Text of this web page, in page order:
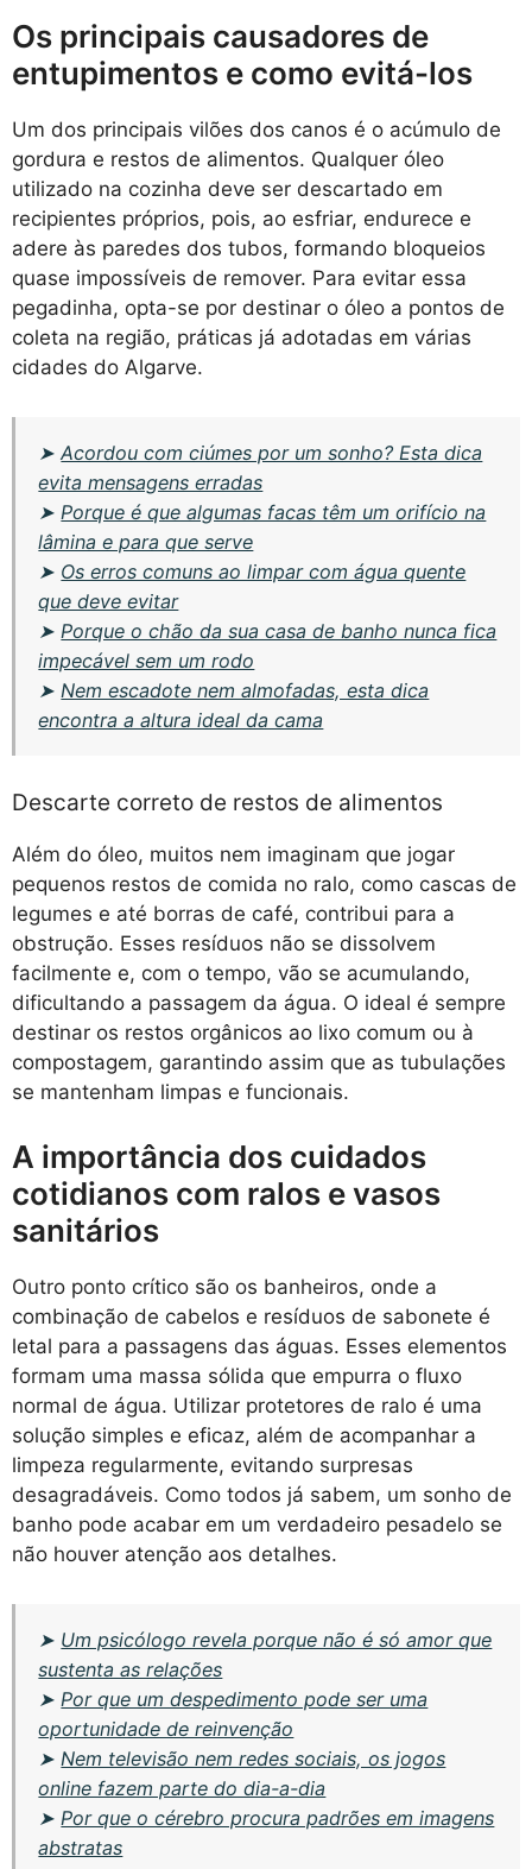
Os principais causadores de
entupimentos e como evitá-los
Um dos principais vilões dos canos é o acúmulo de
gordura e restos de alimentos. Qualquer óleo
utilizado na cozinha deve ser descartado em
recipientes próprios, pois, ao esfriar, endurece e
adere às paredes dos tubos, formando bloqueios
quase impossíveis de remover. Para evitar essa
pegadinha, opta-se por destinar o óleo a pontos de
coleta na região, práticas já adotadas em várias
cidades do Algarve.
➤Acordou com ciúmes por um sonho? Esta dica
evita mensagens erradas
➤ Porque é que algumas facas têm um orifício na
lâmina e para que serve
➤ Os erros comuns ao limpar com água quente
que deve evitar
➤ Porque o chão da sua casa de banho nunca fica
impecável sem um rodo
➤ Nem escadote nem almofadas, esta dica
encontra a altura ideal da cama
Descarte correto de restos de alimentos
Além do óleo, muitos nem imaginam que jogar
pequenos restos de comida no ralo, como cascas de
legumes e até borras de café, contribui para a
obstrução. Esses resíduos não se dissolvem
facilmente e, com o tempo, vão se acumulando,
dificultando a passagem da água. O ideal é sempre
destinar os restos orgânicos ao lixo comum ou à
compostagem, garantindo assim que as tubulações
se mantenham limpas e funcionais.
A importância dos cuidados
cotidianos com ralos e vasos
sanitários
Outro ponto crítico são os banheiros, onde a
combinação de cabelos e resíduos de sabonete é
letal para a passagens das águas. Esses elementos
formam uma massa sólida que empurra o fluxo
normal de água. Utilizar protetores de ralo é uma
solução simples e eficaz, além de acompanhar a
limpeza regularmente, evitando surpresas
desagradáveis. Como todos já sabem, um sonho de
banho pode acabar em um verdadeiro pesadelo se
não houver atenção aos detalhes.
➤ Um psicólogo revela porque não é só amor que
sustenta as relações
➤ Por que um despedimento pode ser uma
oportunidade de reinvenção
➤ Nem televisão nem redes sociais, os jogos
online fazem parte do dia-a-dia
➤ Por que o cérebro procura padrões em imagens
abstratas